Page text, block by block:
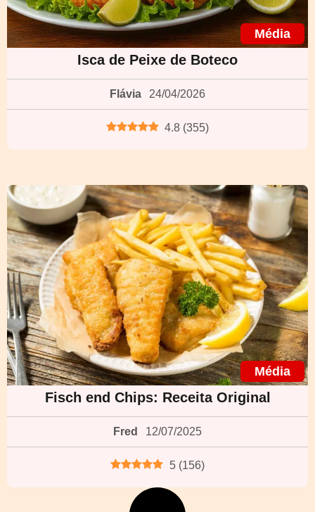
Média
Isca de Peixe de Boteco
Flávia 24/04/2026
4.8 (355)
Média
Fisch end Chips: Receita Original
Fred 12/07/2025
5 (156)